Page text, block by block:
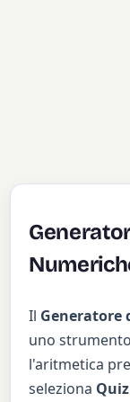
Il Generatore
uno
l'aritmetica
seleziona